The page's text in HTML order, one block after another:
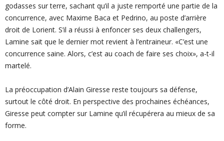
godasses sur terre, sachant qu’il a juste remporté une partie de la
concurrence, avec Maxime Baca et Pedrino, au poste d’arrière
droit de Lorient. S’il a réussi à enfoncer ses deux challengers,
Lamine sait que le dernier mot revient à l’entraineur. «C’est une
concurrence saine. Alors, c’est au coach de faire ses choix», a-t-il
martelé.
La préoccupation d’Alain Giresse reste toujours sa défense,
surtout le côté droit. En perspective des prochaines échéances,
Giresse peut compter sur Lamine qu’il récupérera au mieux de sa
forme.